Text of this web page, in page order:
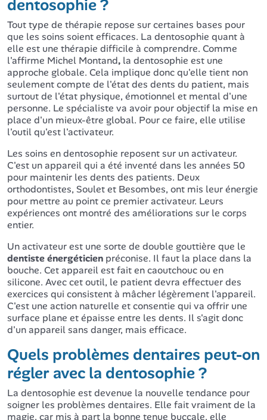
dentosophie ?
Tout type de thérapie repose sur certaines bases pour
que les soins soient efficaces. La dentosophie quant à
elle est une thérapie difficile à comprendre. Comme
l'affirme Michel Montand, la dentosophie est une
approche globale. Cela implique donc qu'elle tient non
seulement compte de l'état des dents du patient, mais
surtout de l'état physique, émotionnel et mental d'une
personne. Le spécialiste va avoir pour objectif la mise en
place d'un mieux-être global. Pour ce faire, elle utilise
l'outil qu'est l'activateur.
Les soins en dentosophie reposent sur un activateur.
C'est un appareil qui a été inventé dans les années 50
pour maintenir les dents des patients. Deux
orthodontistes, Soulet et Besombes, ont mis leur énergie
pour mettre au point ce premier activateur. Leurs
expériences ont montré des améliorations sur le corps
entier.
Un activateur est une sorte de double gouttière que le
dentiste énergéticien préconise. Il faut la place dans la
bouche. Cet appareil est fait en caoutchouc ou en
silicone. Avec cet outil, le patient devra effectuer des
exercices qui consistent à mâcher légèrement l'appareil.
C'est une action naturelle et consentie qui va offrir une
surface plane et épaisse entre les dents. Il s'agit donc
d'un appareil sans danger, mais efficace.
Quels problèmes dentaires peut-on
régler avec la dentosophie ?
La dentosophie est devenue la nouvelle tendance pour
soigner les problèmes dentaires. Elle fait vraiment de la
magie, car mis à part la bonne tenue buccale, elle